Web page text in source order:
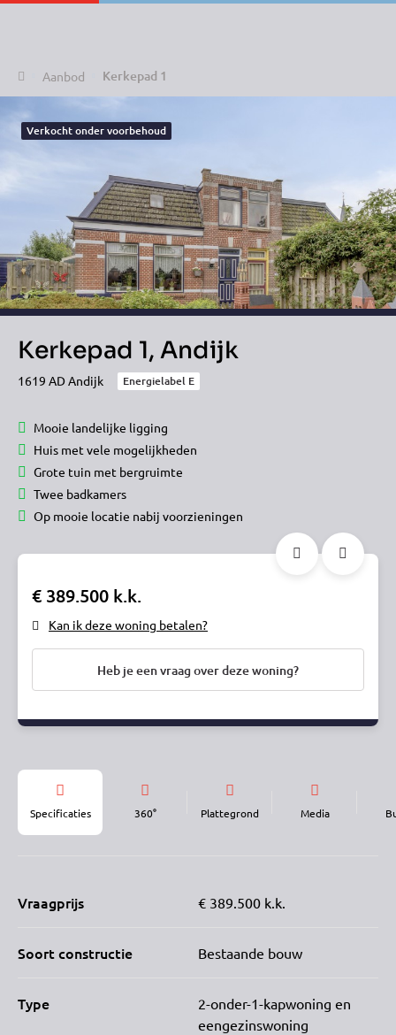
HomeAanbod Kerkepad 1
Verkocht onder voorbehoud
Kerkepad 1, Andijk
1619 AD Andijk Energielabel E
Mooie landelijke ligging
Huis met vele mogelijkheden
Grote tuin met bergruimte
Twee badkamers
Op mooie locatie nabij voorzieningen
€ 389.500 k.k.
Kan ik deze woning betalen?
Heb je een vraag over deze woning?
Specificaties 360° Plattegrond Media
Vraagprijs € 389.500 k.k.
Soort constructie Bestaande bouw
Type
2-onder-1-kapwoning en
eengezinswoning